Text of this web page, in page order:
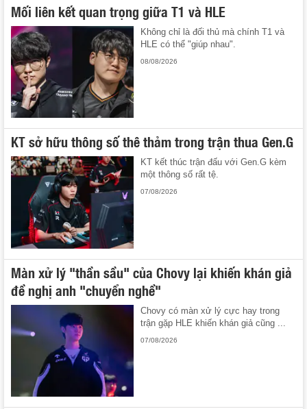
Mối liên kết quan trọng giữa T1 và HLE
Không chỉ là đối thủ mà chính T1 và
HLE có thể "giúp nhau".
08/08/2026
KT sở hữu thông số thê thảm trong trận thua Gen.G
KT kết thúc trận đấu với Gen.G kèm
một thông số rất tệ.
07/08/2026
Màn xử lý "thần sầu" của Chovy lại khiến khán giả
đề nghị anh "chuyển nghề"
Chovy có màn xử lý cực hay trong
trận gặp HLE khiến khán giả cũng ...
07/08/2026